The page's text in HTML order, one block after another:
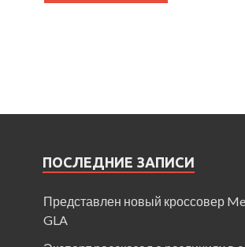
ПОСЛЕДНИЕ ЗАПИСИ
Представлен новый кроссовер
GLA